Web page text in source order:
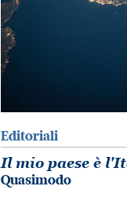
Editoriali
Il mio paese è
Quasimodo